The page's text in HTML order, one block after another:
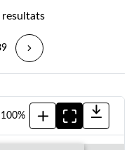
resultats
100%